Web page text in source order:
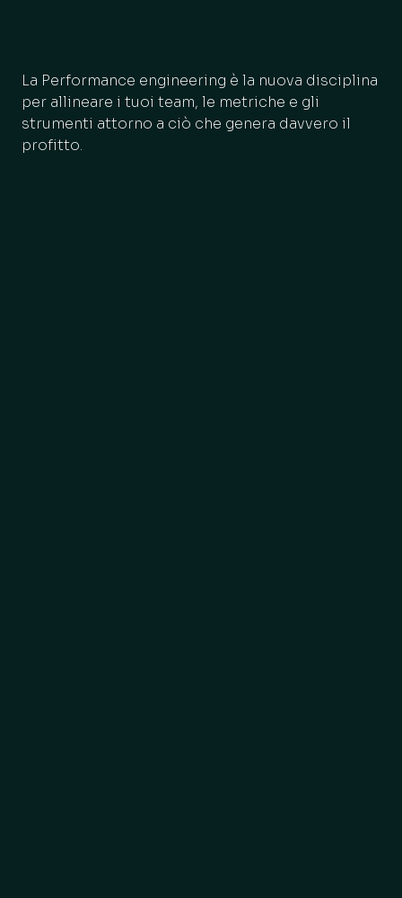
La Performance engineering è la nuova disciplina
per allineare i tuoi team, le metriche e gli
strumenti attorno a ciò che genera davvero il
profitto.